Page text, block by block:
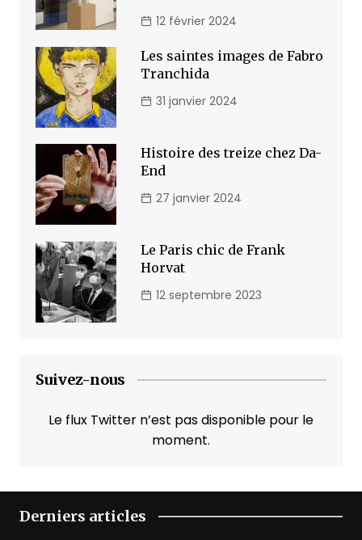
12 février 2024
Les saintes images de Fabro
Tranchida
31 janvier 2024
Histoire des treize chez Da-
End
27 janvier 2024
Le Paris chic de Frank
Horvat
12 septembre 2023
Suivez-nous
Le flux Twitter n’est pas disponible pour le
moment.
Derniers articles